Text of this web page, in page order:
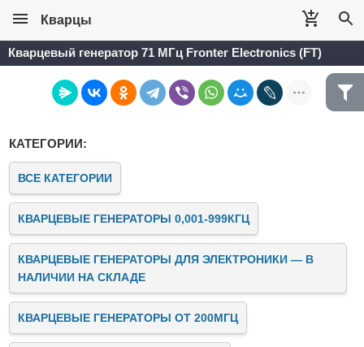
Кварцы
Кварцевый генератор 71 МГц Fronter Electronics (FT)
КАТЕГОРИИ:
ВСЕ КАТЕГОРИИ
КВАРЦЕВЫЕ ГЕНЕРАТОРЫ 0,001-999КГЦ
КВАРЦЕВЫЕ ГЕНЕРАТОРЫ ДЛЯ ЭЛЕКТРОНИКИ — В
НАЛИЧИИ НА СКЛАДЕ
КВАРЦЕВЫЕ ГЕНЕРАТОРЫ ОТ 200МГЦ